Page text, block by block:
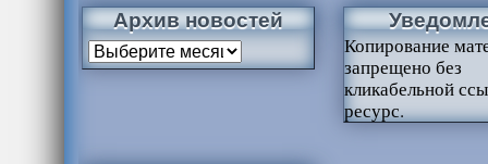
Архив новостей
Копирование
запрещено без
кликабельной
ресурс.